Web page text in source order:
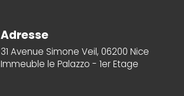
Adresse
31 Avenue Simone Veil, 06200 Nice
Immeuble le Palazzo - 1er Etage